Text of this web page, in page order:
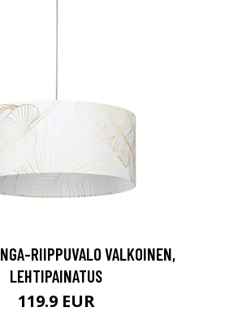
RIIPPUVALO VALKOINEN,
LEHTIPAINATUS
119.9 EUR